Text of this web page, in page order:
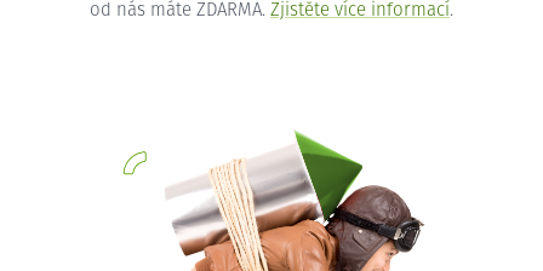
od nás máte ZDARMA. Zjistěte více informací.